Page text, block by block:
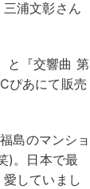
浦文彰さん
と『交響曲 第
ぴあにて販売
島のマンショ
)。日本で最
していまし